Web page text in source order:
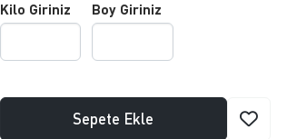
Kilo Giriniz Boy Giriniz
Sepete Ekle